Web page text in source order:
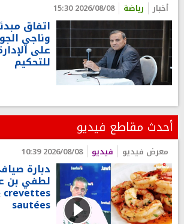
أخبار رياضة 2026/08/08 15:30
اتفاق
وناجي
على
للتحكيم
أحدث مقاطع فيديو
معرض فيديو فيديو 2026/08/08 10:39
دبارة
crevettes
sautées